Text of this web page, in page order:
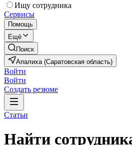
Ищу сотрудника
Сервисы
Помощь
Ещё
Поиск
Апалиха (Саратовская область)
Войти
Войти
Создать резюме
Статьи
Найти